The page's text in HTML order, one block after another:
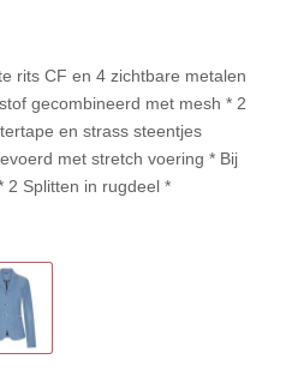
rits CF en 4 zichtbare metalen
gecombineerd met mesh * 2
en strass steentjes
met stretch voering * Bij
2 Splitten in rugdeel *